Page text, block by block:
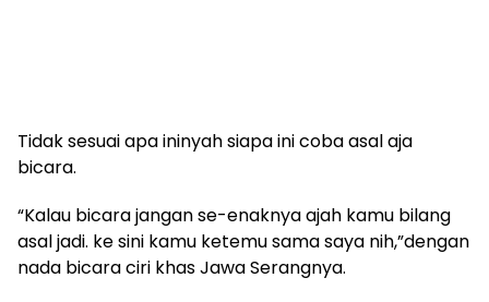
Tidak sesuai apa ininyah siapa ini coba asal aja
bicara.
“Kalau bicara jangan se-enaknya ajah kamu bilang
asal jadi. ke sini kamu ketemu sama saya nih,”dengan
nada bicara ciri khas Jawa Serangnya.